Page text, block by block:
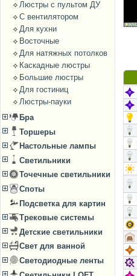
Люстры с пультом ДУ
С вентилятором
Для кухни
Восточные
Для натяжных потолков
Каскадные люстры
Большие люстры
Для гостиниц
Люстры-пауки
Бра
Торшеры
Настольные лампы
Светильники
Точечные светильники
Споты
Подсветка для картин
Трековые системы
Детские светильники
Свет для ванной
Светодиодные ленты